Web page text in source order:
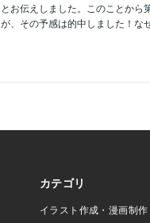
お伝えしました。このことから
、その予感は的中しました！な